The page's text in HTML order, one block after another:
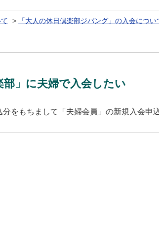
> 「大人の休日倶楽部ジパング」の入会につい
部」に夫婦で入会したい
をもちまして「夫婦会員」の新規入会申